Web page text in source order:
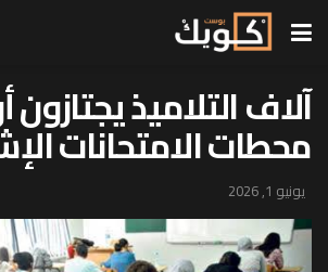
آلاف التلاميذ يجتازون
محطات الامتحانات
يونيو 1, 2026